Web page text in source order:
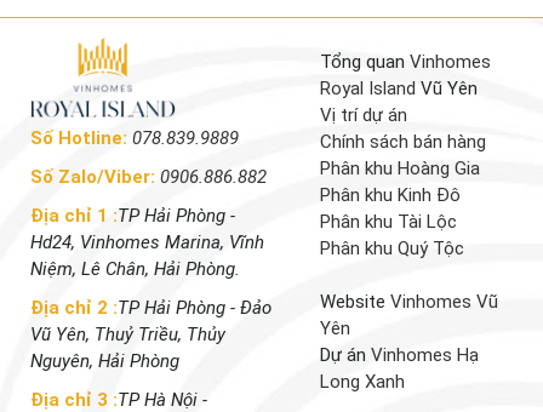
Số Hotline: 078.839.9889
Số Zalo/Viber: 0906.886.882
Địa chỉ 1 :TP Hải Phòng -
Hd24, Vinhomes Marina, Vĩnh
Niệm, Lê Chân, Hải Phòng.
Địa chỉ 2 :TP Hải Phòng - Đảo
Vũ Yên, Thuỷ Triều, Thủy
Nguyên, Hải Phòng
Địa chỉ 3 :TP Hà Nội -
Tổng quan Vinhomes
Royal Island Vũ Yên
Vị trí dự án
Chính sách bán hàng
Phân khu Hoàng Gia
Phân khu Kinh Đô
Phân khu Tài Lộc
Phân khu Quý Tộc
Website Vinhomes Vũ
Yên
Dự án Vinhomes Hạ
Long Xanh